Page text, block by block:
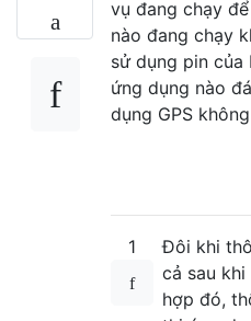
vụ đang chạy
nào đang chạy
sử dụng pin
ứng dụng nào
dụng GPS
1
Đôi khi
cả sau
hợp đó,